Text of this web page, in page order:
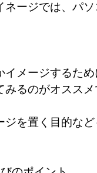
ージでは、パ
メージするた
るのがオススメ
を置く目的な